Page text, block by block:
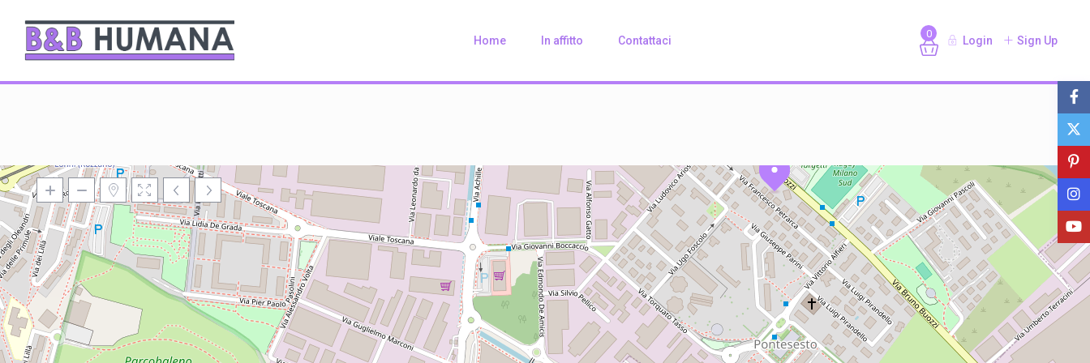
Home In affitto Contattaci
0
Login Sign Up
Loading Maps